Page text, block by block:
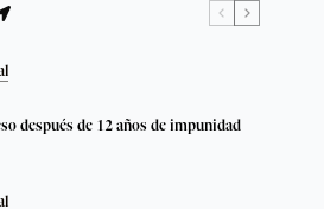
después de 12 años de impunidad